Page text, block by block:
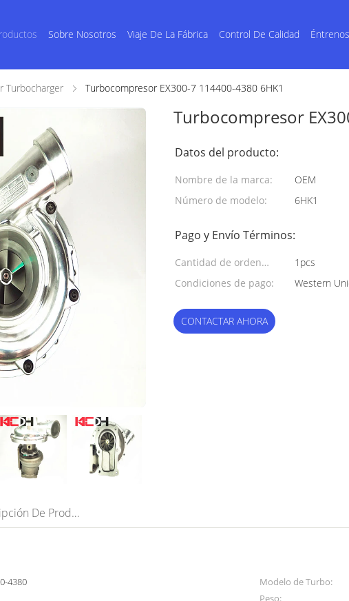
Sobre Nosotros Viaje De La Fábrica Control De Calidad
Turbocharger Turbocompresor EX300-7 114400-4380 6HK1
Turbocompresor
Datos del producto:
Nombre de la marca:
OEM
Número de modelo:
6HK1
Pago y Envío Términos:
Cantidad de orden
mínima:
1pcs
Condiciones de pago:
Western
CONTACTAR AHORA
Descripción De Producto
4380 Modelo de Turbo:
Peso: